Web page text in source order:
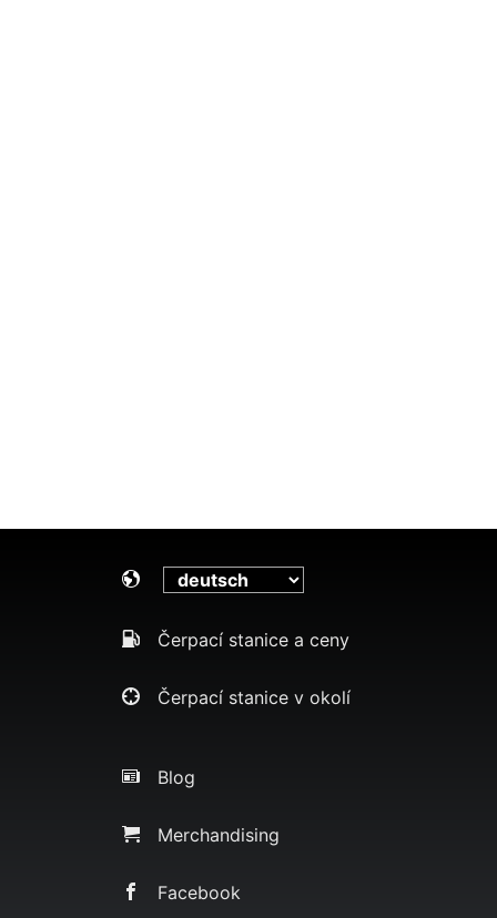
Čerpací stanice a ceny
Čerpací stanice v okolí
Blog
Merchandising
Facebook